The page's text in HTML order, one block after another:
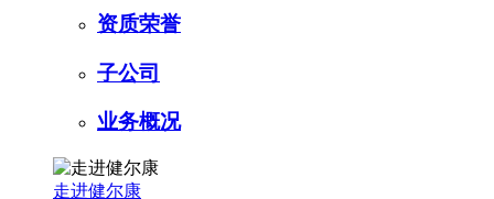
资质荣誉
子公司
业务概况
走进健尔康